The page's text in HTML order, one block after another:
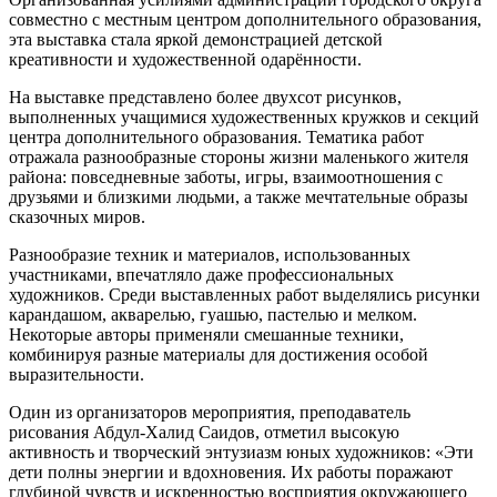
совместно с местным центром дополнительного образования,
эта выставка стала яркой демонстрацией детской
креативности и художественной одарённости.
На выставке представлено более двухсот рисунков,
выполненных учащимися художественных кружков и секций
центра дополнительного образования. Тематика работ
отражала разнообразные стороны жизни маленького жителя
района: повседневные заботы, игры, взаимоотношения с
друзьями и близкими людьми, а также мечтательные образы
сказочных миров.
Разнообразие техник и материалов, использованных
участниками, впечатляло даже профессиональных
художников. Среди выставленных работ выделялись рисунки
карандашом, акварелью, гуашью, пастелью и мелком.
Некоторые авторы применяли смешанные техники,
комбинируя разные материалы для достижения особой
выразительности.
Один из организаторов мероприятия, преподаватель
рисования Абдул-Халид Саидов, отметил высокую
активность и творческий энтузиазм юных художников: «Эти
дети полны энергии и вдохновения. Их работы поражают
глубиной чувств и искренностью восприятия окружающего